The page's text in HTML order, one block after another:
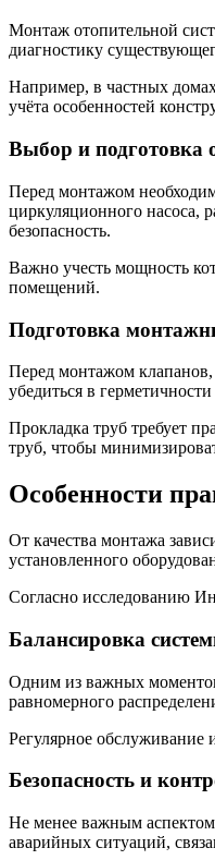
Монтаж отопительной
диагностику
Например, в частных
учёта особенностей
Выбор и подготовка
Перед монтажом
циркуляционного насоса,
безопасность.
Важно учесть мощность
помещений.
Подготовка
Перед монтажом клапанов,
убедиться в
Прокладка труб требует
труб, чтобы
Особенности
От качества монтажа
установленного
Согласно исследованию
Балансировка
Одним из важных моментов
равномерного
Регулярное обслуживание
Безопасность и
Не менее важным аспектом
аварийных ситуаций,